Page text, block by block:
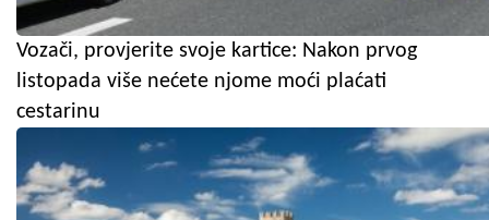
Vozači, provjerite svoje kartice: Nakon prvog
listopada više nećete njome moći plaćati
cestarinu